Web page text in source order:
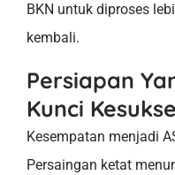
BKN untuk diproses
kembali.
Persiapan
Kunci
Kesempatan menjadi
Persaingan ketat